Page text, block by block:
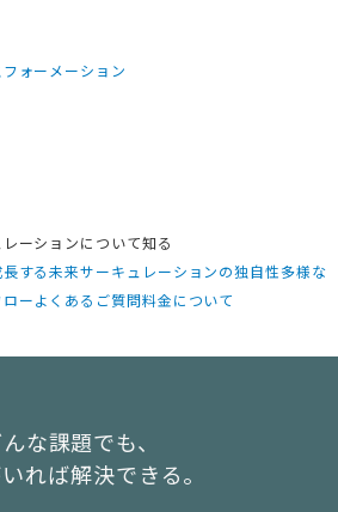
ォーメーション
ーションについて知る
する未来サーキュレーションの独自性多様な
ー よくあるご質問 料金について
んな課題でも、
れば解決できる。